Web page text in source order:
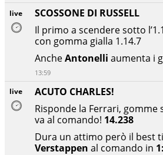
live
ACUTO CHARLES!
Risponde la Ferrari, gomme
va al comando! 14.238
Dura un attimo però il best
Verstappen al comando in
live
SCOSSONE DI RUSSELL
Il primo a scendere sotto
con gomma gialla 1.14.7
AncheAntonelli aumenta i
13:59